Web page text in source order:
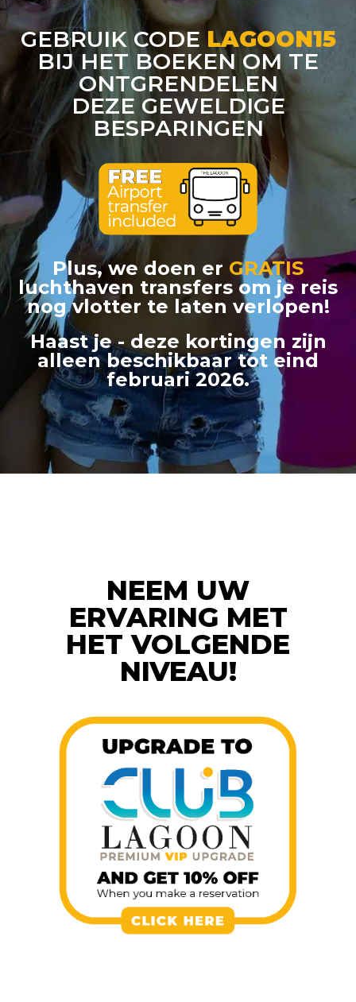
GEBRUIK CODE LAGOON15
BIJ HET BOEKEN OM TE
ONTGRENDELEN
DEZE GEWELDIGE
BESPARINGEN
Plus, we doen er GRATIS
luchthaven transfers om je reis
nog vlotter te laten verlopen!
Haast je - deze kortingen zijn
alleen beschikbaartot eind
februari 2026.
NEEM UW
ERVARING MET
HET VOLGENDE
NIVEAU!